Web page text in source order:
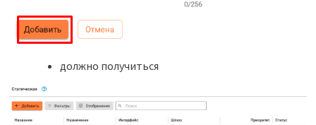
должно получиться